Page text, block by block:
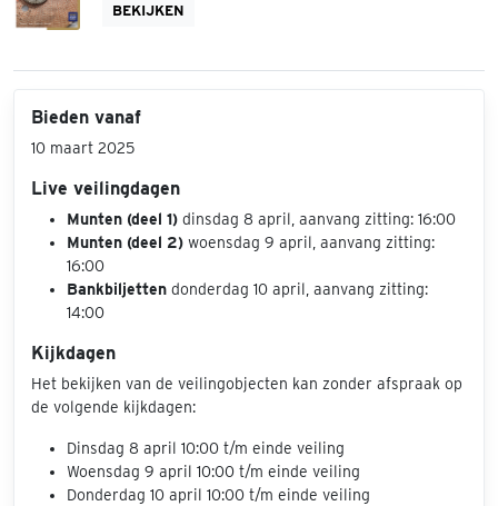
BEKIJKEN
Bieden vanaf
10 maart 2025
Live veilingdagen
Munten (deel 1) dinsdag 8 april, aanvang zitting: 16:00
Munten (deel 2) woensdag 9 april, aanvang zitting:
16:00
Bankbiljetten donderdag 10 april, aanvang zitting:
14:00
Kijkdagen
Het bekijken van de veilingobjecten kan zonder afspraak op
de volgende kijkdagen:
Dinsdag 8 april 10:00 t/m einde veiling
Woensdag 9 april 10:00 t/m einde veiling
Donderdag 10 april 10:00 t/m einde veiling